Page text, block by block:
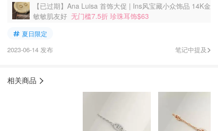
【已过期】Ana Luisa 首饰大促 | Ins风宝藏小众饰品 14K金
敏敏肌友好 无门槛7.5折 珍珠耳饰$63
夏日限定
2023-06-14 发布
笔记中提及
相关商品